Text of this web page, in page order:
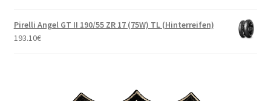
Pirelli Angel GT II 190/55 ZR 17 (75W) TL (Hinterreifen)
193.10€